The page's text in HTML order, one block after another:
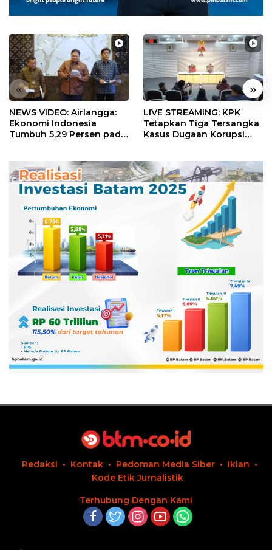
« »
NEWS VIDEO: Airlangga:
Ekonomi Indonesia
Tumbuh 5,29 Persen pada
LIVE STREAMING: KPK
Tetapkan Tiga Tersangka
Kasus Dugaan Korupsi
Redaksi Kontak Pedoman Media Siber
Iklan
Kode Etik Jurnalistik
Terhubung Dengan Kami